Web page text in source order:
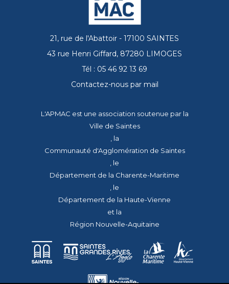
21, rue de l'Abattoir - 17100 SAINTES
43 rue Henri Giffard, 87280 LIMOGES
Tél : 05 46 92 13 69
Contactez-nous par mail
L'APMAC est une association soutenue par la
Ville de Saintes
, la
Communauté d'Agglomération de Saintes
, le
Département de la Charente-Maritime
, le
Département de la Haute-Vienne
et la
Région Nouvelle-Aquitaine